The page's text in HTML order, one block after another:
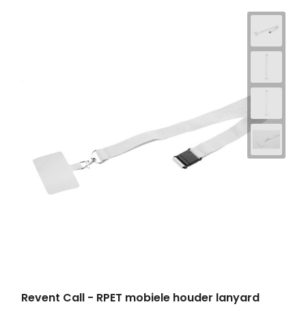
Revent Call - RPET mobiele houder lanyard